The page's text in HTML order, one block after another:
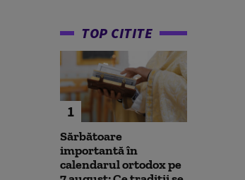
TOP CITITE
1
Sărbătoare
importantă în
calendarul ortodox pe